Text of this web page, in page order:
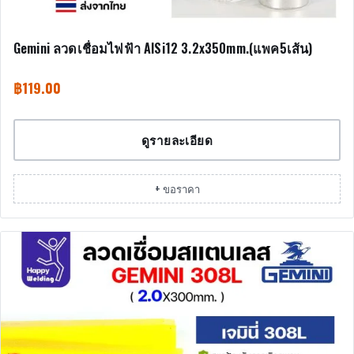
Gemini ลวดเชื่อมไฟฟ้า AlSi12 3.2x350mm.(แพค5เส้น)
฿119.00
ดูรายละเอียด
+ ขอราคา